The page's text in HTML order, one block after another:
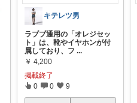
キテレツ男
ラブブ通用の「オレジセッ
ト」は、靴やイヤホンが付
属しており、フ ...
￥ 4,200
掲載終了
0 0 9